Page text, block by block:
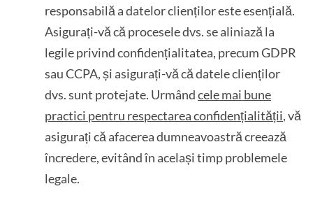
responsabilă a datelor clienților este esențială.
Asigurați-vă că procesele dvs. se aliniază la
legile privind confidențialitatea, precum GDPR
sau CCPA, și asigurați-vă că datele clienților
dvs. sunt protejate. Urmândcele mai bune
practici pentru respectarea confidențialității, vă
asigurați că afacerea dumneavoastră creează
încredere, evitând în același timp problemele
legale.